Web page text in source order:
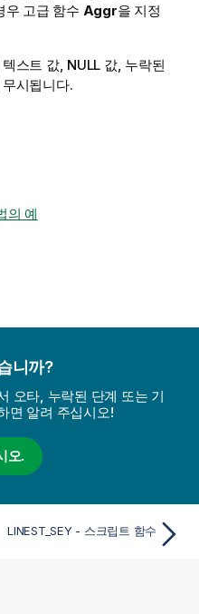
우 고급 함수 Aggr을 지정
스트 값, NULL 값, 누락된
시됩니다.
의 예
니까?
오타, 누락된 단계 또는 기
면 알려 주십시오!
오.
LINEST_SEY - 스크립트 함수